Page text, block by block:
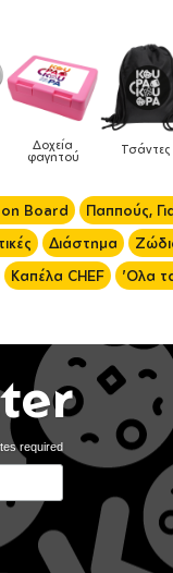
μαγειρικής
Board Παππούς,
Διάστημα
Καπέλα CHEF 'Ολα
required